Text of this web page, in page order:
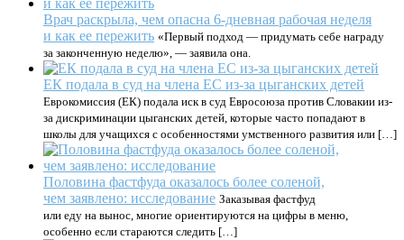
Врач раскрыла, чем опасна 6-дневная рабочая неделя
и как ее пережить «Первый подход — придумать себе награду
за законченную неделю», — заявила она.
ЕК подала в суд на члена ЕС из-за цыганских детей
Еврокомиссия (ЕК) подала иск в суд Евросоюза против Словакии из-
за дискриминации цыганских детей, которые часто попадают в
школы для учащихся с особенностями умственного развития или […]
Половина фастфуда оказалось более соленой,
чем заявлено: исследование Заказывая фастфуд
или еду на вынос, многие ориентируются на цифры в меню,
особенно если стараются следить […]